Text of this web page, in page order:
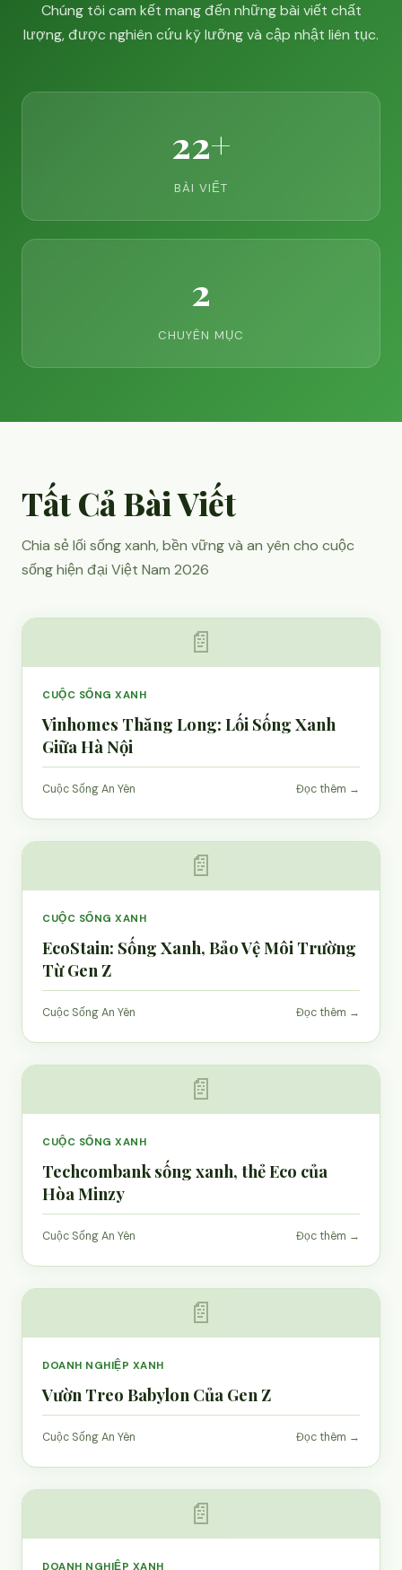
Chúng tôi cam kết mang đến những bài viết chất
lượng, được nghiên cứu kỹ lưỡng và cập nhật liên tục.
22+
BÀI VIẾT
2
CHUYÊN MỤC
Tất Cả Bài Viết
Chia sẻ lối sống xanh, bền vững và an yên cho cuộc
sống hiện đại Việt Nam 2026
📄
CUỘC SỐNG XANH
Vinhomes Thăng Long: Lối Sống Xanh
Giữa Hà Nội
Cuộc Sống An Yên Đọc thêm →
📄
CUỘC SỐNG XANH
EcoStain: Sống Xanh, Bảo Vệ Môi Trường
Từ Gen Z
Cuộc Sống An Yên Đọc thêm →
📄
CUỘC SỐNG XANH
Techcombank sống xanh, thẻ Eco của
Hòa Minzy
Cuộc Sống An Yên Đọc thêm →
📄
DOANH NGHIỆP XANH
Vườn Treo Babylon Của Gen Z
Cuộc Sống An Yên Đọc thêm →
📄
DOANH NGHIỆP XANH